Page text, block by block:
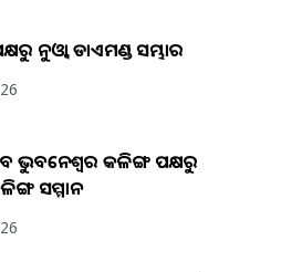
ନୁଓ୍ବା ଡାଏମଣ୍ଡ ସମ୍ଭାର
ଭୁବନେଶ୍ୱର କଳିଙ୍ଗ ପକ୍ଷରୁ
ସମ୍ମାନ